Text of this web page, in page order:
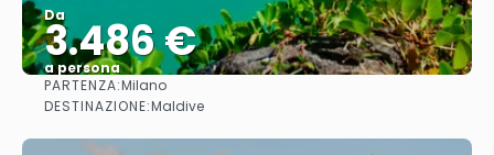
Da
3.486 €
a persona
PARTENZA:Milano
DESTINAZIONE:Maldive